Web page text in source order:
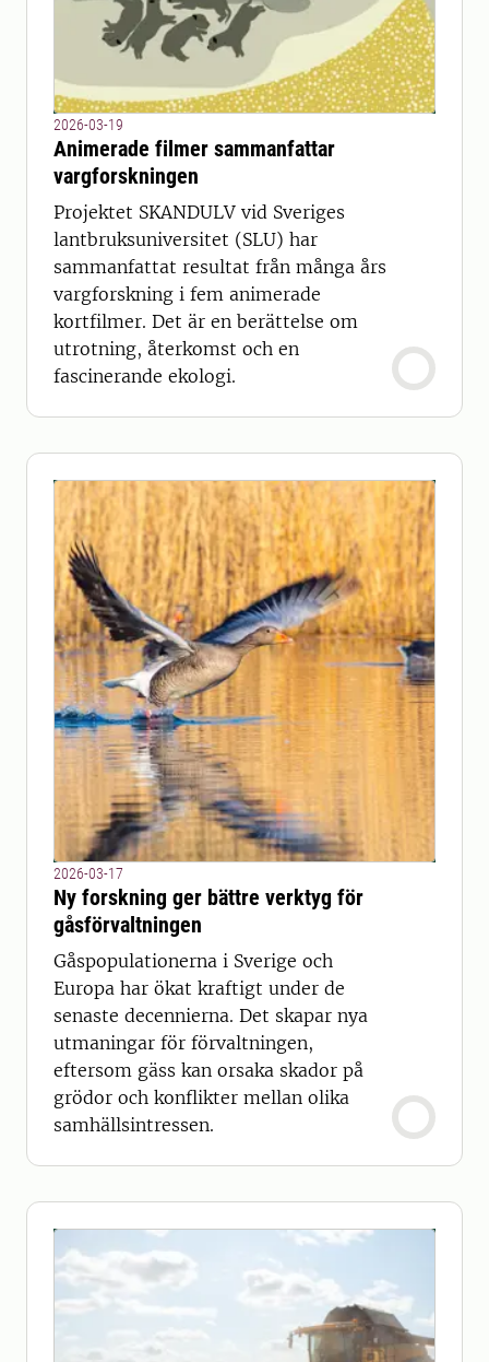
2026-03-19
Animerade filmer sammanfattar
vargforskningen
Projektet SKANDULV vid Sveriges
lantbruksuniversitet (SLU) har
sammanfattat resultat från många års
vargforskning i fem animerade
kortfilmer. Det är en berättelse om
utrotning, återkomst och en
fascinerande ekologi.
2026-03-17
Ny forskning ger bättre verktyg för
gåsförvaltningen
Gåspopulationerna i Sverige och
Europa har ökat kraftigt under de
senaste decennierna. Det skapar nya
utmaningar för förvaltningen,
eftersom gäss kan orsaka skador på
grödor och konflikter mellan olika
samhällsintressen.